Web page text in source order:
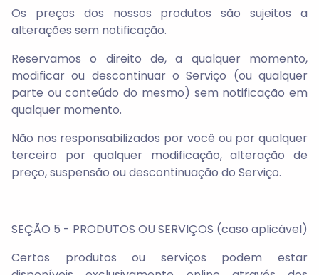
Os preços dos nossos produtos são sujeitos a
alterações sem notificação.
Reservamos o direito de, a qualquer momento,
modificar ou descontinuar o Serviço (ou qualquer
parte ou conteúdo do mesmo) sem notificação em
qualquer momento.
Não nos responsabilizados por você ou por qualquer
terceiro por qualquer modificação, alteração de
preço, suspensão ou descontinuação do Serviço.
SEÇÃO 5 - PRODUTOS OU SERVIÇOS (caso aplicável)
Certos produtos ou serviços podem estar